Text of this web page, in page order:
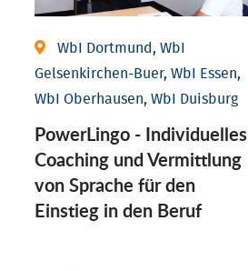
WbI Dortmund, WbI
Gelsenkirchen-Buer, WbI Essen,
WbI Oberhausen, WbI Duisburg
PowerLingo - Individuelles
Coaching und Vermittlung
von Sprache für den
Einstieg in den Beruf